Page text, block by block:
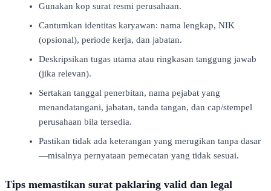
Gunakan kop surat resmi perusahaan.
Cantumkan identitas karyawan: nama lengkap, NIK
(opsional), periode kerja, dan jabatan.
Deskripsikan tugas utama atau ringkasan tanggung jawab
(jika relevan).
Sertakan tanggal penerbitan, nama pejabat yang
menandatangani, jabatan, tanda tangan, dan cap/stempel
perusahaan bila tersedia.
Pastikan tidak ada keterangan yang merugikan tanpa dasar
—misalnya pernyataan pemecatan yang tidak sesuai.
Tips memastikan surat paklaring valid dan legal